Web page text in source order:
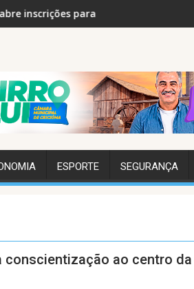
para 2ª Copa Feminina de Bocha
José
ESPORTE SEGURANÇA
ao centro